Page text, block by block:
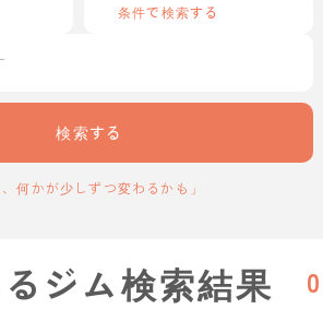
条件で検索する
検索する
何かが少しずつ変わるかも」
ジム検索結果 0